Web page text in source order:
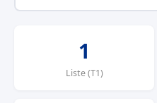
1
Liste (T1)